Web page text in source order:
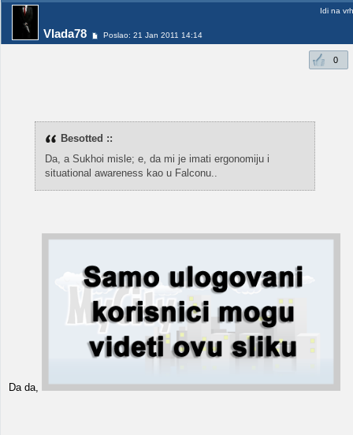
Vlada78 Poslao: 21 Jan 2011 14:14
Idi na vrh
0
Besotted ::
Da, a Sukhoi misle; e, da mi je imati ergonomiju i
situational awareness kao u Falconu..
Da da,